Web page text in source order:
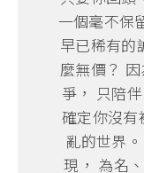
一個毫不保
早已稀有的
麼無價？
爭， 只陪
確定你沒有
亂的世界
現， 為名